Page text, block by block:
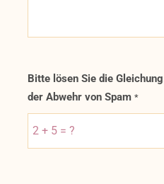
Bitte lösen Sie die
der Abwehr von Spam *